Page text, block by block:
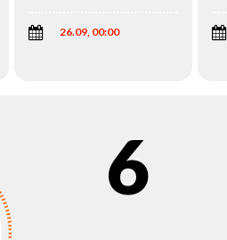
26.09, 00:00
6